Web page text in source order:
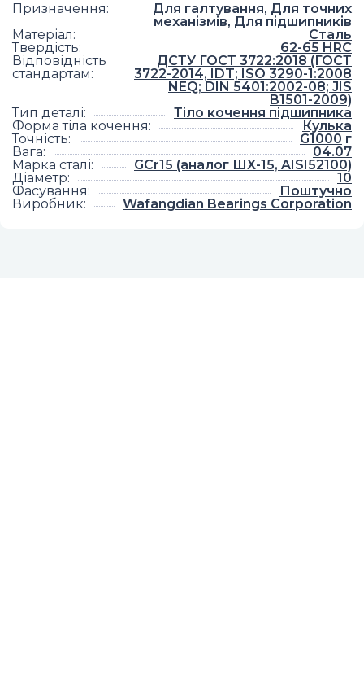
Призначення:
Для галтування, Для точних
механізмів, Для підшипників
Матеріал:
Сталь
Твердість:
62-65 HRC
Відповідність
стандартам:
ДСТУ ГОСТ 3722:2018 (ГОСТ
3722-2014, IDT; ISO 3290-1:2008
NEQ; DIN 5401:2002-08; JIS
B1501-2009)
Тип деталі:
Тіло кочення підшипника
Форма тіла кочення:
Кулька
Точність: G1000 г
Вага:
04.07
Марка сталі:
GCr15 (аналог ШХ-15, AISI52100)
Діаметр:
10
Фасування:
Поштучно
Виробник: Wafangdian Bearings Corporation